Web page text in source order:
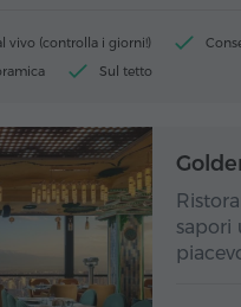
vivo (controlla i giorni!)
Sul tetto
sapori